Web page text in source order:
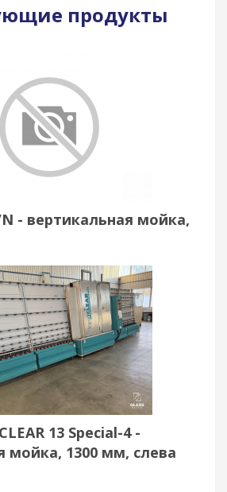
продукты
- вертикальная мойка,
13 Special-4 -
мойка, 1300 мм, слева